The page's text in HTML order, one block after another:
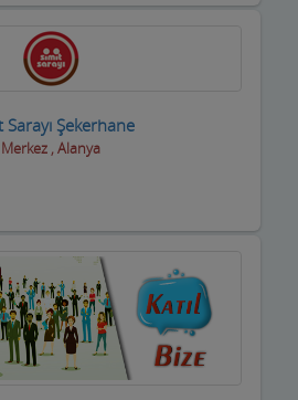
Sarayı Şekerhane
Merkez , Alanya